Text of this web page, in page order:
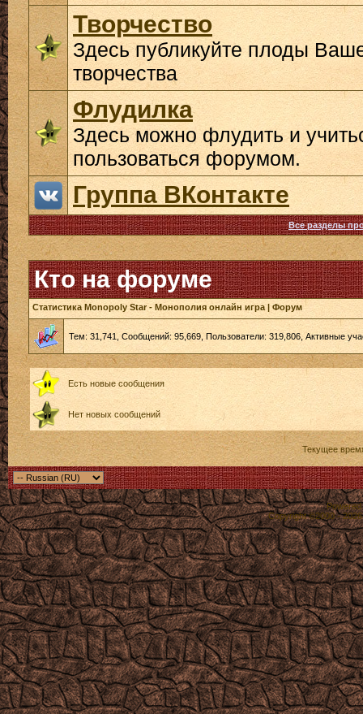
Творчество
Здесь публикуйте плоды
творчества
Флудилка
Здесь можно флудить и
пользоваться форумом.
Группа ВКонтакте
Все разделы
Кто на форуме
Статистика Monopoly Star - Монополия онлайн игра | Форум
Тем: 31,741, Сообщений: 95,669, Пользователи: 319,806, Активные
Есть новые сообщения
Нет новых сообщений
Текущее
Powered
Copyright ©2000 -